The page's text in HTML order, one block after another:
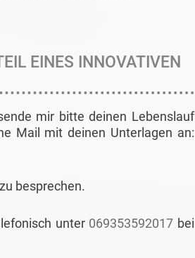
EINES INNOVATIVEN
mir bitte deinen Lebenslauf
Mail mit deinen Unterlagen an:
besprechen.
unter 069353592017 bei